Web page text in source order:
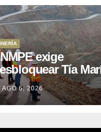
exige
Tía
proyecto de
que Perú
15 años
AGO 6, 2026